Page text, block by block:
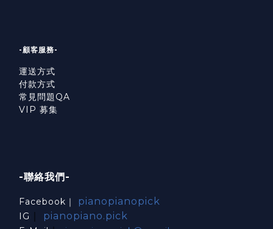
-顧客服務-
運送方式
付款方式
常見問題QA
VIP 募集
-聯絡我們-
Facebook｜ pianopianopick
IG ｜ pianopiano.pick